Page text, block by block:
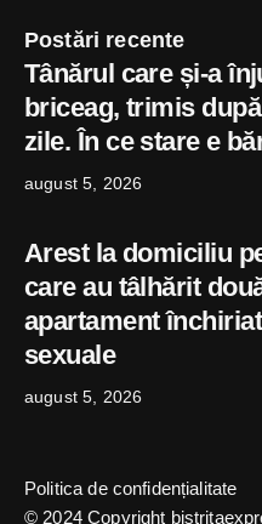
Postări recente
Tânărul care și-a
briceag, trimis
zile. În ce stare e
august 5, 2026
Arest la domiciliu
care au tâlhărit
apartament
sexuale
august 5, 2026
© 2024 Copyright
Politica de confidențialitate